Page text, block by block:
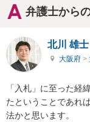
弁護士から
北川 雄士
大阪府 >
「入札」に至った経
たということであれ
法かと思います。